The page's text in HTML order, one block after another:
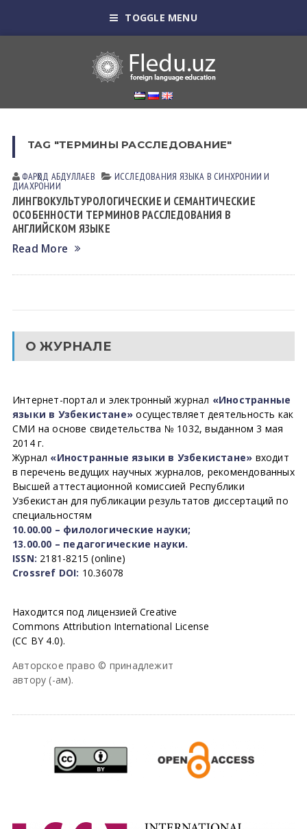
TOGGLE MENU
TAG "ТЕРМИНЫ РАССЛЕДОВАНИЕ"
ФАРҲОД АБДУЛЛАЕВ ИССЛЕДОВАНИЯ ЯЗЫКА В СИНХРОНИИ И
ДИАХРОНИИ
ЛИНГВОКУЛЬТУРОЛОГИЧЕСКИЕ И СЕМАНТИЧЕСКИЕ
ОСОБЕННОСТИ ТЕРМИНОВ РАССЛЕДОВАНИЯ В
АНГЛИЙСКОМ ЯЗЫКЕ
Read More
О ЖУРНАЛЕ
Интернет-портал и электронный журнал «Иностранные
языки в Узбекистане» осуществляет деятельность как
СМИ на основе свидетельства № 1032, выданном 3 мая
2014 г.
Журнал «Иностранные языки в Узбекистане» входит
в перечень ведущих научных журналов, рекомендованных
Высшей аттестационной комиссией Республики
Узбекистан для публикации результатов диссертаций по
специальностям
10.00.00 – филологические науки;
13.00.00 – педагогические науки.
ISSN: 2181-8215 (online)
Crossref DOI: 10.36078
Находится под лицензией Creative
Commons Attribution International License
(CC BY 4.0).
Авторское право © принадлежит
автору (-ам).